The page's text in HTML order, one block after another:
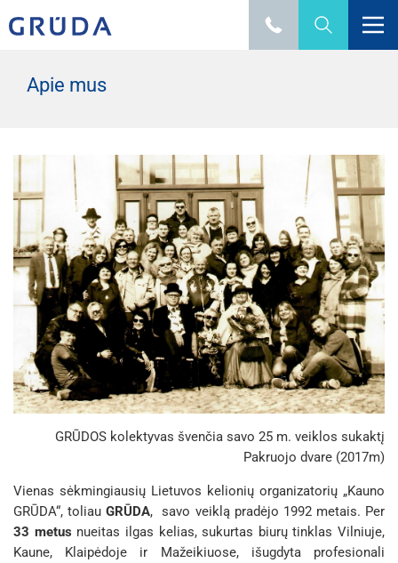
Apie mus
GRŪDOS kolektyvas švenčia savo 25 m. veiklos sukaktį
Pakruojo dvare (2017m)
Vienas sėkmingiausių Lietuvos kelionių organizatorių „Kauno
GRŪDA“, toliauGRŪDA, savo veiklą pradėjo 1992 metais. Per
33 metus nueitas ilgas kelias, sukurtas biurų tinklas Vilniuje,
Kaune, Klaipėdoje ir Mažeikiuose, išugdyta profesionali